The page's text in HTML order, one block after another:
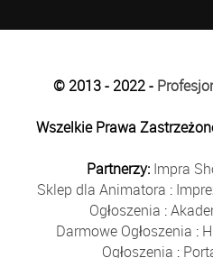
© 2013 - 2022 -
Wszelkie Prawa
Partnerzy: Impra
Sklep dla Animatora :
Ogłoszenia :
Darmowe Ogłoszenia :
Ogłoszenia :